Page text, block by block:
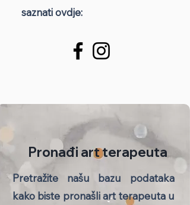
saznati ovdje:
Pronađi art terapeuta
Pretražite našu bazu podataka
kako biste pronašli art terapeuta u